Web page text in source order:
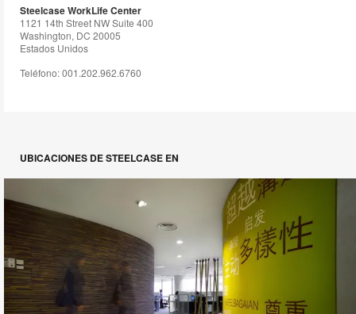
Steelcase WorkLife Center
1121 14th Street NW Suite 400
Washington, DC 20005
Estados Unidos
Teléfono: 001.202.962.6760
UBICACIONES DE STEELCASE EN